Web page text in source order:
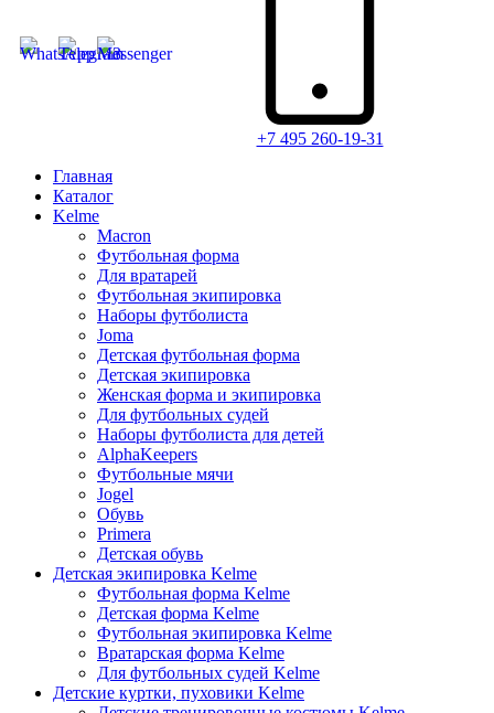
+7 495 260-19-31
Главная
Каталог
Kelme
Macron
Футбольная форма
Для вратарей
Футбольная экипировка
Наборы футболиста
Joma
Детская футбольная форма
Детская экипировка
Женская форма и экипировка
Для футбольных судей
Наборы футболиста для детей
AlphaKeepers
Футбольные мячи
Jogel
Обувь
Primera
Детская обувь
Детская экипировка Kelme
Футбольная форма Kelme
Детская форма Kelme
Футбольная экипировка Kelme
Вратарская форма Kelme
Для футбольных судей Kelme
Детские куртки, пуховики Kelme